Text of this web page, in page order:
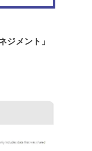
ジメント」